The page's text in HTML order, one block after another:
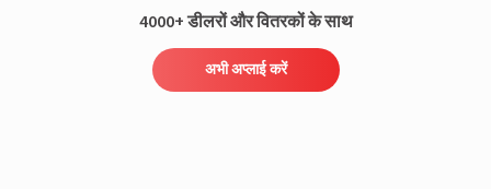
4000+ डीलरों और वितरकों के साथ
अभी अप्लाई करें